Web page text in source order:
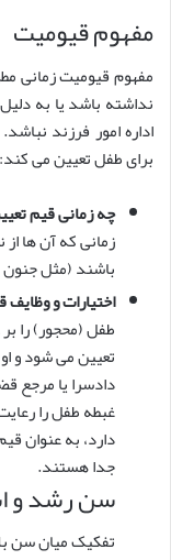
مفهوم قیومیت
مفهوم قیومیت زمانی
نداشته باشد یا به
اداره امور فرزند
برای طفل تعیین می کند:
چه زمانی قیم
زمانی که آن ها از
باشند (مثل
اختیارات و وظایف
طفل (محجور) را بر
تعیین می شود و
دادسرا یا مرجع
غبطه طفل را
دارد، به عنوان
جدا هستند.
سن رشد و
تفکیک میان سن